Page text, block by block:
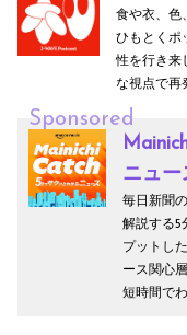
食や衣、色
ひもとくポ
性を行き来
な視点で再
Sponsored
ニュー
毎日新聞
解説する5
プットし
ース関心
短時間で